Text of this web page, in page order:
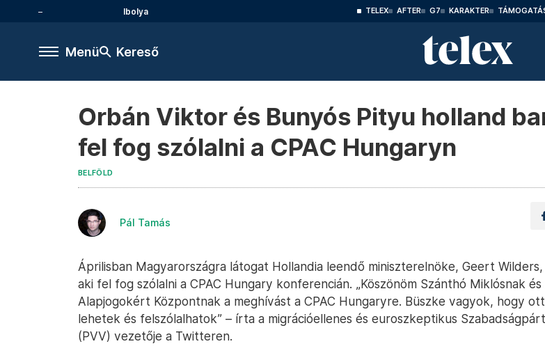
Ibolya TELEX AFTER G7 KARAKTER
Menü Kereső
Orbán Viktor és Bunyós Pityu holland
fel fog szólalni a CPAC Hungaryn
BELFÖLD
Pál Tamás
Áprilisban Magyarországra látogat Hollandia leendő miniszterelnöke, Geert Wilders,
aki fel fog szólalni a CPAC Hungary konferencián. „Köszönöm Szánthó Miklósnak és
Alapjogokért Központnak a meghívást a CPAC Hungaryre. Büszke vagyok, hogy ott
lehetek és felszólalhatok” – írta a migrációellenes és euroszkeptikus Szabadságpárt
(PVV) vezetője a Twitteren.